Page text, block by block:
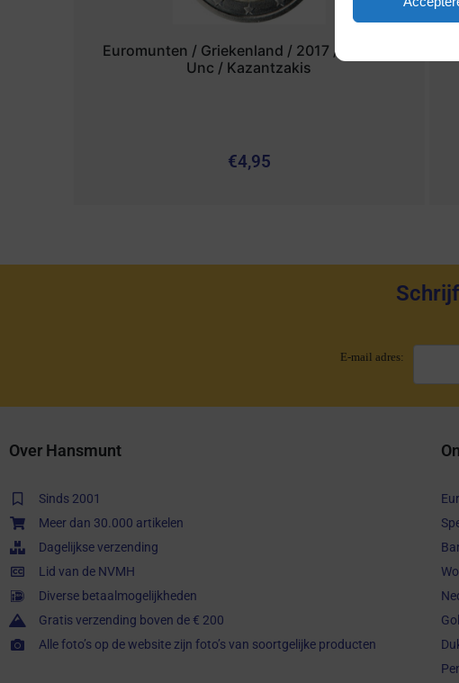
Euromunten / Griekenland / 2017 / 2 Euro /
Unc / Kazantzakis
€4,95
E-mail adres:
Over Hansmunt
Sinds 2001
Meer dan 30.000 artikelen
Dagelijkse verzending
Lid van de NVMH
Diverse betaalmogelijkheden
Gratis verzending boven de € 200
Alle foto’s op de website zijn foto’s van soortgelijke producten